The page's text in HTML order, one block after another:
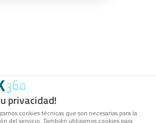
privacidad!
cookies técnicas que son necesarias para la
del servicio. También utilizamos cookies para